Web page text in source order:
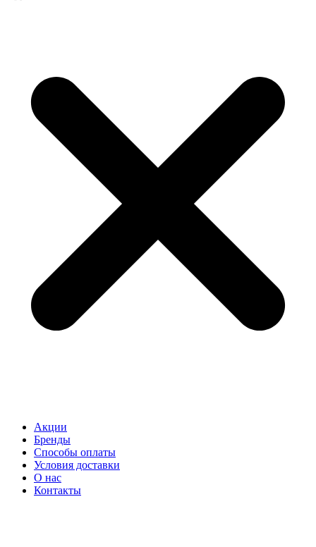
Акции
Бренды
Способы оплаты
Условия доставки
О нас
Контакты